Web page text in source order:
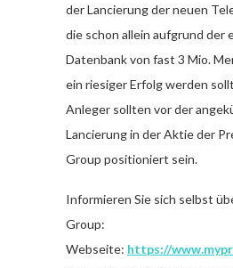
der Lancierung der neuen
die schon allein aufgrund der
Datenbank von fast 3 Mio.
ein riesiger Erfolg werden
Anleger sollten vor der
Lancierung in der Aktie der
Group positioniert sein.
Informieren Sie sich selbst
Group:
Webseite: https://